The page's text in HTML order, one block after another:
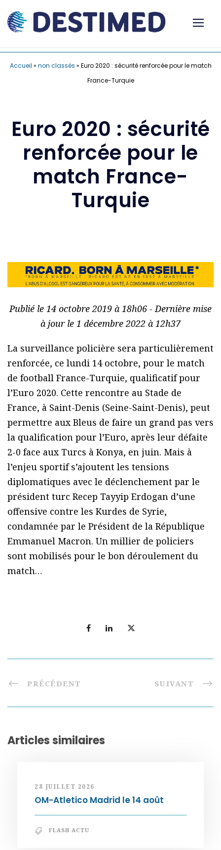
Accueil » non classés » Euro 2020 : sécurité renforcée pour le match
France-Turquie
Euro 2020 : sécurité
renforcée pour le
match France-
Turquie
Publié le 14 octobre 2019 à 18h06 - Dernière mise
à jour le 1 décembre 2022 à 12h37
La surveillance policière sera particulièrement
renforcée, ce lundi 14 octobre, pour le match
de football France-Turquie, qualificatif pour
l’Euro 2020. Cette rencontre au Stade de
France, à Saint-Denis (Seine-Saint-Denis), peut
permettre aux Bleus de faire un grand pas vers
la qualification pour l’Euro, après leur défaite
2-0 face aux Turcs à Konya, en juin. Mais à
l’enjeu sportif s’ajoutent les tensions
diplomatiques avec le déclenchement par le
président turc Recep Tayyip Erdogan d’une
offensive contre les Kurdes de Syrie,
condamnée par le Président de la République
Emmanuel Macron. Un millier de policiers
sont mobilisés pour le bon déroulement du
match…
PRÉCÉDENT SUIVANT
Articles similaires
28 JUILLET 2026
OM-Atletico Madrid le 14 août
FLASH ACTU